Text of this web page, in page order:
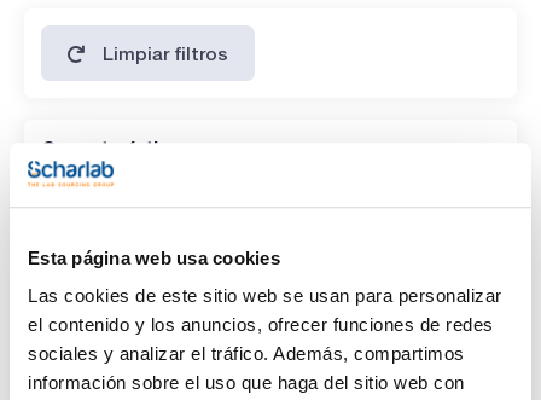
Esta página web usa cookies
Las cookies de este sitio web se usan para personalizar
el contenido y los anuncios, ofrecer funciones de redes
sociales y analizar el tráfico. Además, compartimos
información sobre el uso que haga del sitio web con
Limpiar filtros
Características
Tipo de envase
(1)